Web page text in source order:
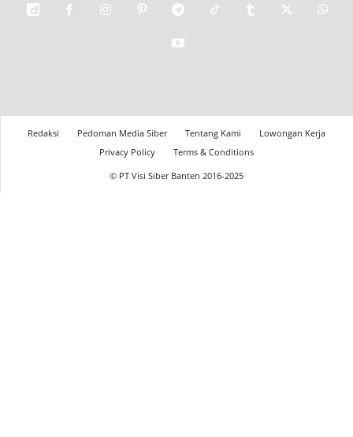
Redaksi Pedoman Media Siber Tentang Kami
Lowongan Kerja
Privacy Policy
Terms & Conditions
© PT Visi Siber Banten 2016-2025